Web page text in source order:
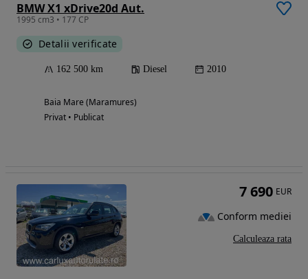
BMW X1 xDrive20d Aut.
1995 cm3 • 177 CP
Detalii verificate
162 500 km Diesel 2010
Baia Mare (Maramures)
Privat • Publicat
7 690 EUR
Conform mediei
Calculeaza rata